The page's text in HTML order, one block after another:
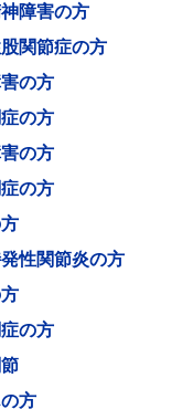
障害の方
関節症の方
の方
の方
の方
の方
性関節炎の方
の方
方